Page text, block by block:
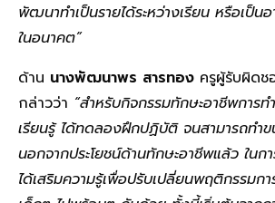
พัฒนาทำเป็นรายได้ระหว่างเรียน หรือเป็น
ในอนาคต”
ด้าน นางพัฒนาพร สารทอง ครูผู้รับผิดช
กล่าวว่า “สำหรับกิจกรรมทักษะอาชีพการ
เรียนรู้ ได้ทดลองฝึกปฏิบัติ จนสามารถทำ
นอกจากประโยชน์ด้านทักษะอาชีพแล้ว ในก
ได้เสริมความรู้เพื่อปรับเปลี่ยนพฤติกรรมก